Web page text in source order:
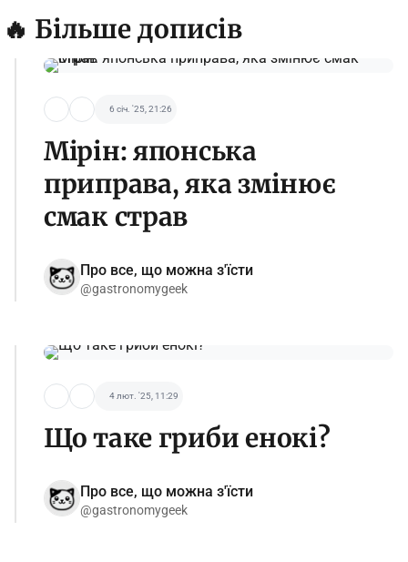
🔥 Більше дописів
6 січ. '25, 21:26
Мірін: японська
приправа, яка змінює
смак страв
Про все, що можна з'їсти
@gastronomygeek
4 лют. '25, 11:29
Що таке гриби енокі?
Про все, що можна з'їсти
@gastronomygeek